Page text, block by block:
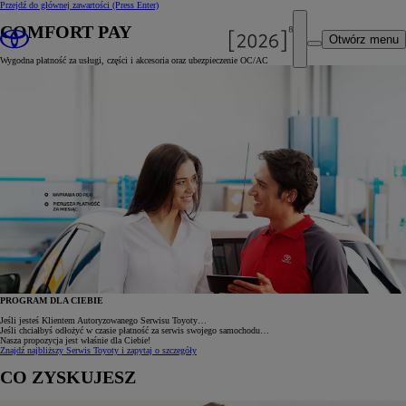
Przejdź do głównej zawartości (Press Enter)
Otwórz menu
COMFORT PAY
Wygodna płatność za usługi, części i akcesoria oraz ubezpieczenie OC/AC
PROGRAM DLA CIEBIE
Jeśli jesteś Klientem Autoryzowanego Serwisu Toyoty…
Jeśli chciałbyś odłożyć w czasie płatność za serwis swojego samochodu…
Nasza propozycja jest właśnie dla Ciebie!
Znajdź najbliższy Serwis Toyoty i zapytaj o szczegóły
CO ZYSKUJESZ